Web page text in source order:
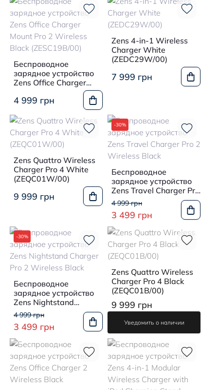
Беспроводное
зарядное устройство
Zens Office Charger
Mount Pro 2 Wireless
Black (ZESC19B/00)
4 999 грн
Zens 4-in-1 Wireless
Charger White
(ZEDC29W/00)
7 999 грн
Zens Quattro Wireless
Charger Pro 4 White
(ZEQC01W/00)
9 999 грн
-30%
Беспроводное
зарядное устройство
Zens Travel Charger Pro
2 Wireless Black
4 999 грн
3 499 грн
-30%
Беспроводное
зарядное устройство
Zens Nightstand
Charger Pro 2 Wireless
Black
4 999 грн
3 499 грн
Zens Quattro Wireless
Charger Pro 4 Black
(ZEQC01B/00)
9 999 грн
Уведомить о наличии